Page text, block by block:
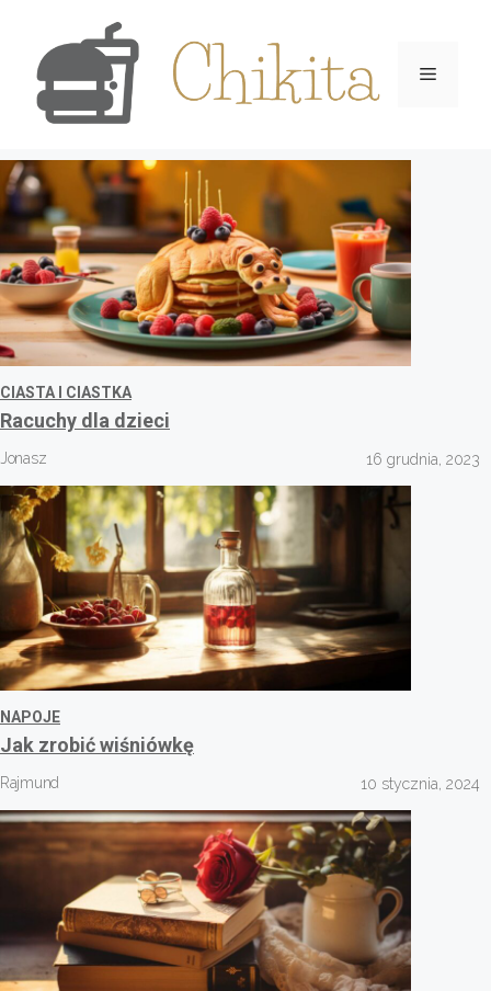
treści
Menu
CIASTA I CIASTKA
Racuchy dla dzieci
Jonasz 16 grudnia, 2023
NAPOJE
Jak zrobić wiśniówkę
Rajmund 10 stycznia, 2024